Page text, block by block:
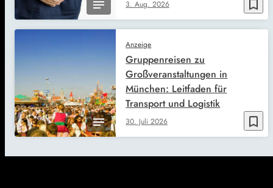
bookmark_border
3. Aug. 2026
bookmark_border
Anzeige
30. Juli 2026
Gruppenreisen zu
Großveranstaltungen in
München: Leitfaden für
Transport und Logistik